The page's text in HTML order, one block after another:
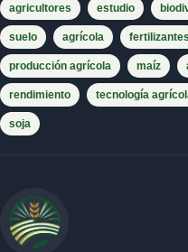
agricultores estudio
suelo agrícola fertilizantes
producción agrícola maíz
rendimiento tecnología
soja